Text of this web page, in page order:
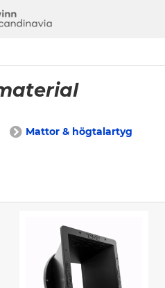
Mattor & högtalartyg